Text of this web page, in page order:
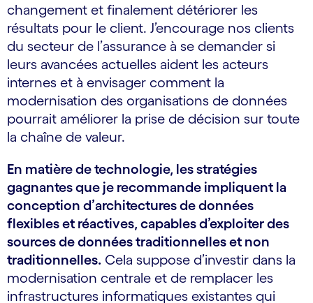
changement et finalement détériorer les
résultats pour le client. J’encourage nos clients
du secteur de l’assurance à se demander si
leurs avancées actuelles aident les acteurs
internes et à envisager comment la
modernisation des organisations de données
pourrait améliorer la prise de décision sur toute
la chaîne de valeur.
En matière de technologie, les stratégies
gagnantes que je recommande impliquent la
conception d’architectures de données
flexibles et réactives, capables d’exploiter des
sources de données traditionnelles et non
traditionnelles. Cela suppose d’investir dans la
modernisation centrale et de remplacer les
infrastructures informatiques existantes qui